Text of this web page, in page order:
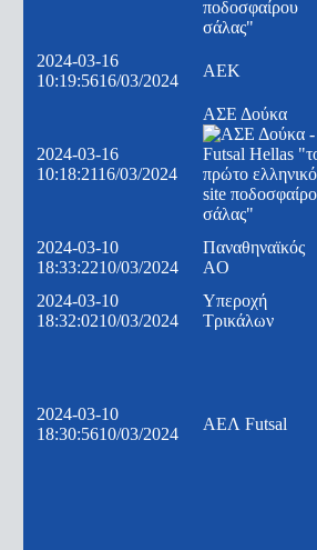
2024-03-16
10:19:5616/03/2024
ΑΕΚ
2024-03-16
10:18:2116/03/2024
ΑΣΕ Δούκα
2024-03-10
18:33:2210/03/2024
Παναθηναϊκός
AO
2024-03-10
18:32:0210/03/2024
Υπεροχή
Τρικάλων
2024-03-10
18:30:5610/03/2024
ΑΕΛ Futsal